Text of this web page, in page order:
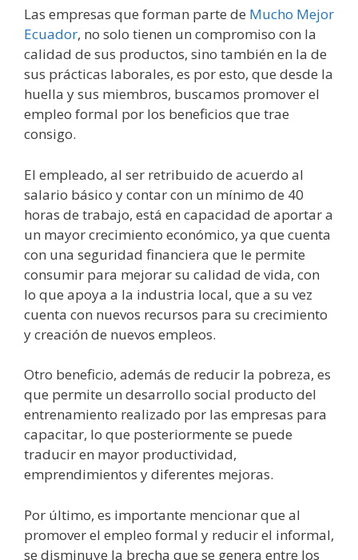
Las empresas que forman parte de Mucho Mejor
Ecuador, no solo tienen un compromiso con la
calidad de sus productos, sino también en la de
sus prácticas laborales, es por esto, que desde la
huella y sus miembros, buscamos promover el
empleo formal por los beneficios que trae
consigo.
El empleado, al ser retribuido de acuerdo al
salario básico y contar con un mínimo de 40
horas de trabajo, está en capacidad de aportar a
un mayor crecimiento económico, ya que cuenta
con una seguridad financiera que le permite
consumir para mejorar su calidad de vida, con
lo que apoya a la industria local, que a su vez
cuenta con nuevos recursos para su crecimiento
y creación de nuevos empleos.
Otro beneficio, además de reducir la pobreza, es
que permite un desarrollo social producto del
entrenamiento realizado por las empresas para
capacitar, lo que posteriormente se puede
traducir en mayor productividad,
emprendimientos y diferentes mejoras.
Por último, es importante mencionar que al
promover el empleo formal y reducir el informal,
se disminuye la brecha que se genera entre los